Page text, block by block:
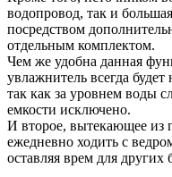
водопровод, так и
посредством
отдельным комплектом.
Чем же удобна данная
увлажнитель всегда
так как за уровнем воды
емкости исключено.
И второе, вытекающее из
ежедневно ходить с
оставляя врем для